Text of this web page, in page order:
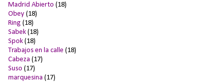
Madrid Abierto (18)
Obey (18)
Ring (18)
Sabek (18)
Spok (18)
Trabajos en la calle (18)
Cabeza (17)
Suso (17)
marquesina (17)